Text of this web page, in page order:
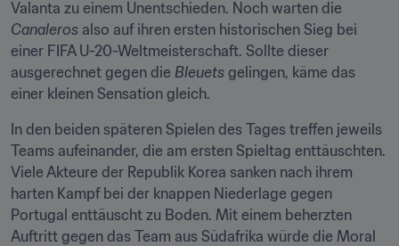
Canaleros also auf ihren ersten historischen Sieg bei
einer FIFA U-20-Weltmeisterschaft. Sollte dieser
ausgerechnet gegen die Bleuets gelingen, käme das
einer kleinen Sensation gleich.
In den beiden späteren Spielen des Tages treffen jeweils
Teams aufeinander, die am ersten Spieltag enttäuschten.
Viele Akteure der Republik Korea sanken nach ihrem
harten Kampf bei der knappen Niederlage gegen
Portugal enttäuscht zu Boden. Mit einem beherzten
Auftritt gegen das Team aus Südafrika würde die Moral